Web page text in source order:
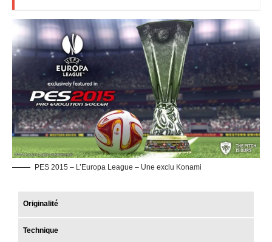
PES 2015 – L’Europa League – Une exclu Konami
Originalité
Technique